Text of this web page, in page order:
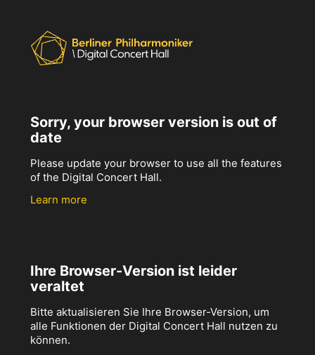
Sorry, your browser version is out of
date
Please update your browser to use all the features
of the Digital Concert Hall.
Learn more
Ihre Browser-Version ist leider
veraltet
Bitte aktualisieren Sie Ihre Browser-Version, um
alle Funktionen der Digital Concert Hall nutzen zu
können.